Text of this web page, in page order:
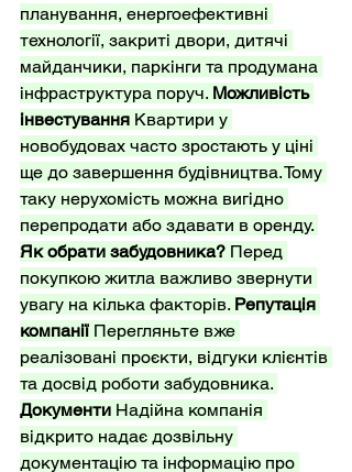
планування, енергоефективні
технології, закриті двори, дитячі
майданчики, паркінги та продумана
інфраструктура поруч. Можливість
інвестування Квартири у
новобудовах часто зростають у ціні
ще до завершення будівництва. Тому
таку нерухомість можна вигідно
перепродати або здавати в оренду.
Як обрати забудовника? Перед
покупкою житла важливо звернути
увагу на кілька факторів. Репутація
компанії Перегляньте вже
реалізовані проєкти, відгуки клієнтів
та досвід роботи забудовника.
Документи Надійна компанія
відкрито надає дозвільну
документацію та інформацію про